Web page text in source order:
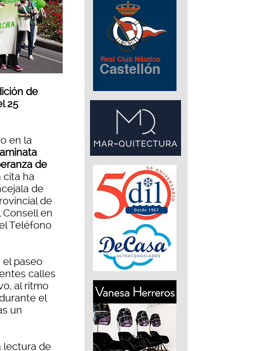
de
25
en la
de
cita ha
de
de
Consell en
Teléfono
el paseo
calles
al ritmo
el
un
lectura de